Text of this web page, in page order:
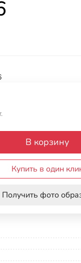
В корзину
Купить в один
Получить фото